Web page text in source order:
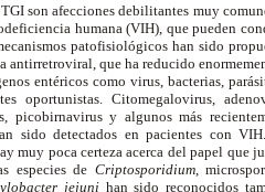
son afecciones debilitantes muy
humana (VIH), que pueden
patofisiológicos han sido
antirretroviral, que ha reducido
entéricos como virus, bacterias,
oportunistas. Citomegalovirus,
picobirnavirus y algunos más
sido detectados en pacientes con
muy poca certeza acerca del papel que
especies de Criptosporidium,
jejunihan sido reconocidos